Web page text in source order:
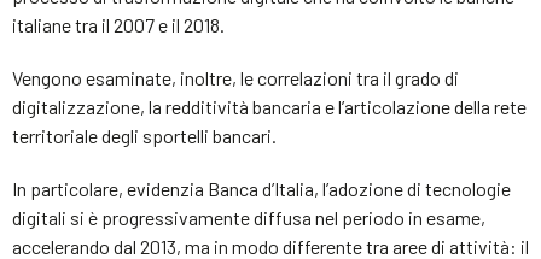
italiane tra il 2007 e il 2018.
Vengono esaminate, inoltre, le correlazioni tra il grado di
digitalizzazione, la redditività bancaria e l’articolazione della rete
territoriale degli sportelli bancari.
In particolare, evidenzia Banca d’Italia, l’adozione di tecnologie
digitali si è progressivamente diffusa nel periodo in esame,
accelerando dal 2013, ma in modo differente tra aree di attività: il